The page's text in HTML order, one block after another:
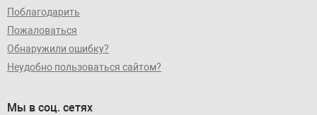
Поблагодарить
Пожаловаться
Обнаружили ошибку?
Неудобно пользоваться сайтом?
Мы в соц. сетях